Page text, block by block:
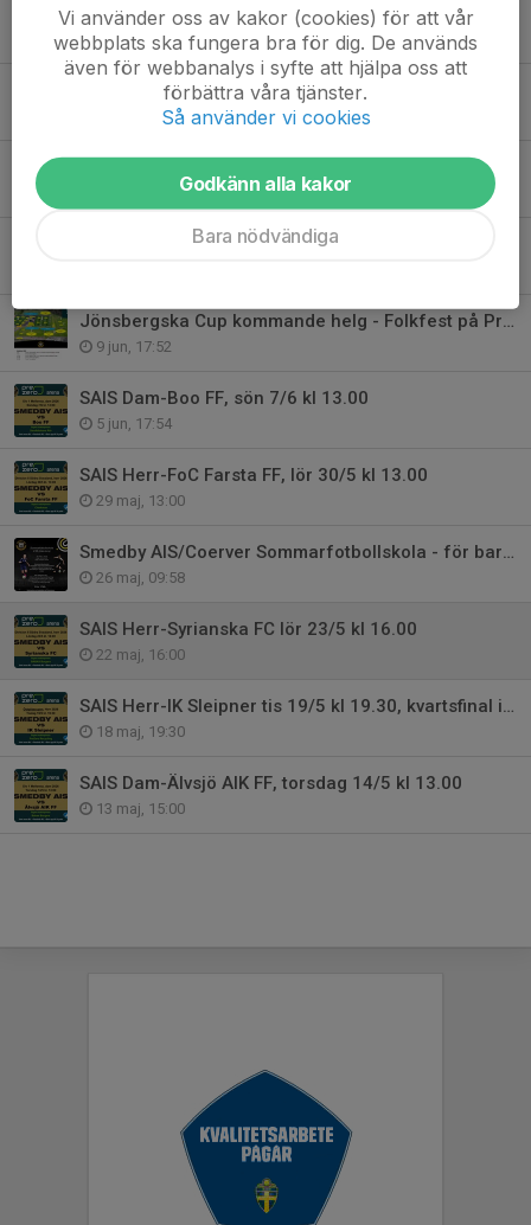
Kvarglömt och överblivet
23 jun, 17:14
SAIS Herr-IFK Haninge sön 21/6 kl 16.00
20 jun, 10:00
Jönsbergska Cup 2026 - stort TACK till alla
Jönsbergska Cup kommande helg - Folkfest på PreZero Arena - Välkomna!
9 jun, 17:52
SAIS Dam-Boo FF, sön 7/6 kl 13.00
5 jun, 17:54
SAIS Herr-FoC Farsta FF, lör 30/5 kl 13.00
29 maj, 13:00
Smedby AIS/Coerver Sommarfotbollskola - för barn födda 2014-2019
26 maj, 09:58
SAIS Herr-Syrianska FC lör 23/5 kl 16.00
22 maj, 16:00
SAIS Herr-IK Sleipner tis 19/5 kl 19.30, kvartsfinal i Östgötacupen
18 maj, 19:30
SAIS Dam-Älvsjö AIK FF, torsdag 14/5 kl 13.00
13 maj, 15:00
Vi använder oss av kakor (cookies) för att vår
webbplats ska fungera bra för dig. De används
även för webbanalys i syfte att hjälpa oss att
förbättra våra tjänster.
Så använder vi cookies
Godkänn alla kakor
Bara nödvändiga